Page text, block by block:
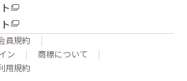
員規約
ン
商標について
用規約